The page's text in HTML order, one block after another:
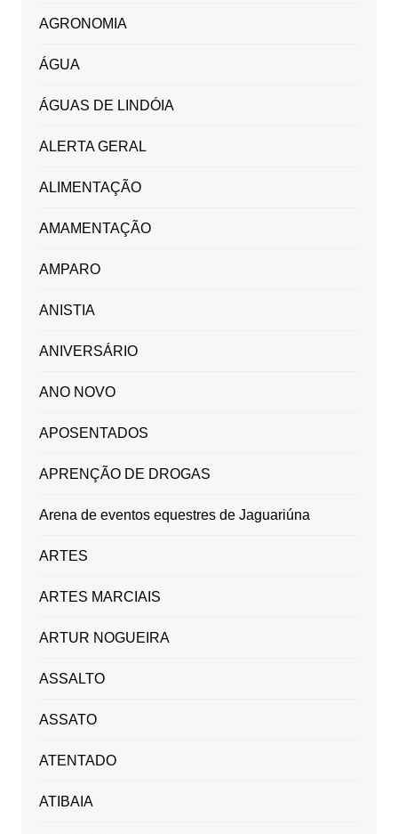
AGRONOMIA
ÁGUA
ÁGUAS DE LINDÓIA
ALERTA GERAL
ALIMENTAÇÃO
AMAMENTAÇÃO
AMPARO
ANISTIA
ANIVERSÁRIO
ANO NOVO
APOSENTADOS
APRENÇÃO DE DROGAS
Arena de eventos equestres de Jaguariúna
ARTES
ARTES MARCIAIS
ARTUR NOGUEIRA
ASSALTO
ASSATO
ATENTADO
ATIBAIA